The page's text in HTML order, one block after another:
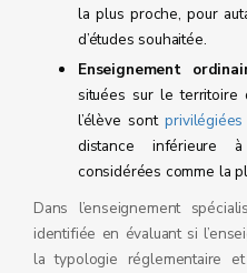
la plus proche, pour
d’études souhaitée.
Enseignement
situées sur le territoire
l’élève sontprivilégiées
distance inférieure
considérées comme la
Dans l’enseignement
identifiée en évaluant si
la typologie réglementaire et